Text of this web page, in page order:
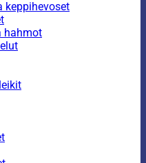
keppihevoset
hahmot